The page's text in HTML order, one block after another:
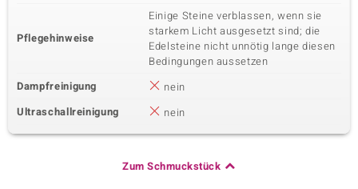
Pflegehinweise
Einige Steine verblassen, wenn sie
starkem Licht ausgesetzt sind; die
Edelsteine nicht unnötig lange diesen
Bedingungen aussetzen
Dampfreinigung
nein
Ultraschallreinigung
nein
Zum Schmuckstück